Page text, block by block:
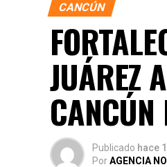
CANCÚN
JUÁREZ
Publicado hace
PorAGENCIA